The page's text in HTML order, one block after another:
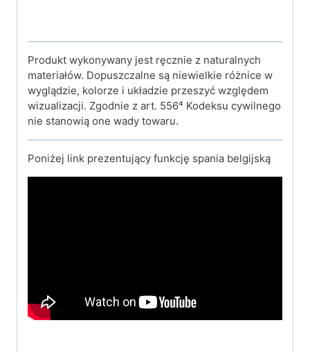
Produkt wykonywany jest ręcznie z naturalnych
materiałów. Dopuszczalne są niewielkie różnice w
wyglądzie, kolorze i układzie przeszyć względem
wizualizacji. Zgodnie z art. 556⁴ Kodeksu cywilnego
nie stanowią one wady towaru.
Poniżej link prezentujący funkcję spania belgijską